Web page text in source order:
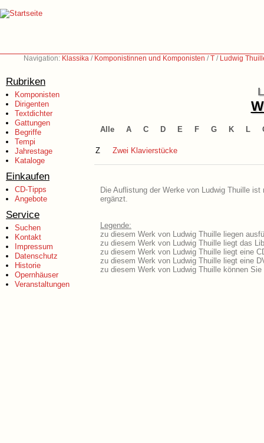
Navigation: Klassika / Komponistinnen und Komponisten /T / Ludwig
Rubriken
Komponisten
Dirigenten
Textdichter
Gattungen
Begriffe
Tempi
Jahrestage
Kataloge
Einkaufen
CD-Tipps
Angebote
Service
Suchen
Kontakt
Impressum
Datenschutz
Historie
Opernhäuser
Veranstaltungen
Alle A C D E F G K L
Z Zwei Klavierstücke
Die Auflistung der Werke von Ludwig Thuille
ergänzt.
Legende:
zu diesem Werk von Ludwig Thuille liegen
zu diesem Werk von Ludwig Thuille liegt das
zu diesem Werk von Ludwig Thuille liegt eine
zu diesem Werk von Ludwig Thuille liegt eine
zu diesem Werk von Ludwig Thuille können